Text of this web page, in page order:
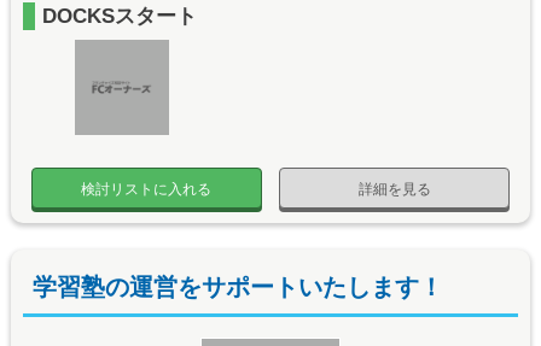
DOCKSスタート
詳細を見る
検討リストに入れる
学習塾の運営をサポートいたします！